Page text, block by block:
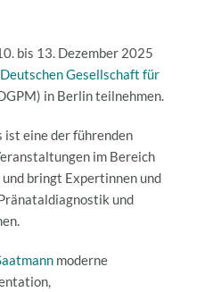
bis 13. Dezember 2025
Deutschen Gesellschaft für
in Berlin teilnehmen.
ist eine der führenden
im Bereich
bringt Expertinnen und
und
moderne